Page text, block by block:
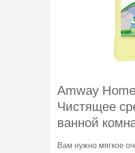
Amway
Чистящее
ванной
Вам нужно мягкое